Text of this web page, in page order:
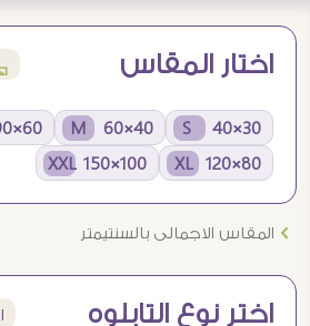
اختار المقاس
30×40 S
40×60 M
60×90 L
80×120 XL
100×150 XXL
Ö المقاس الاجمالى بالسنتيمتر
اختر نوع التابلوه